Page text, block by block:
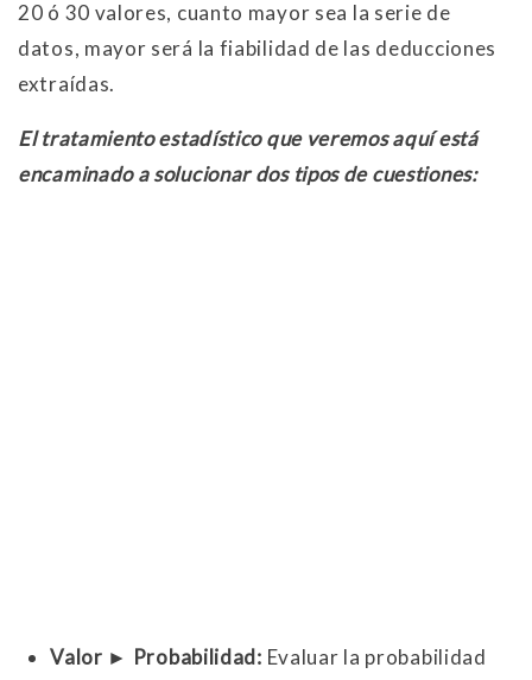
20 ó 30 valores, cuanto mayor sea la serie de
datos, mayor será la fiabilidad de las deducciones
extraídas.
El tratamiento estadístico que veremos aquí está
encaminado a solucionar dos tipos de cuestiones:
Valor ► Probabilidad: Evaluar la probabilidad